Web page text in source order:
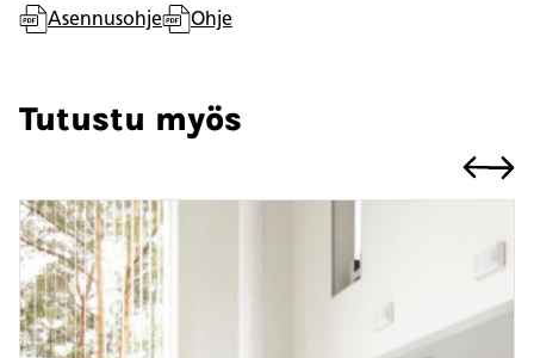
Asennusohje Ohje
Tutustu myös